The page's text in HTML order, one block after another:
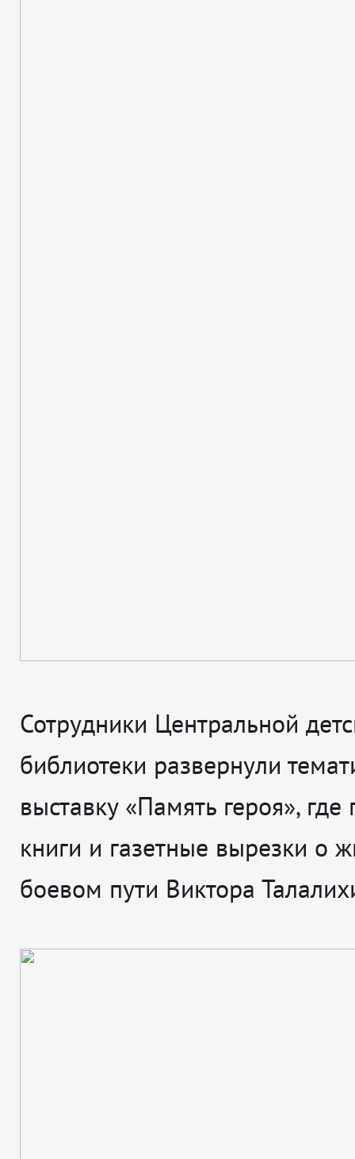
Сотрудники Центральной
библиотеки развернули
выставку «Память героя», где
книги и газетные вырезки о
боевом пути Виктора